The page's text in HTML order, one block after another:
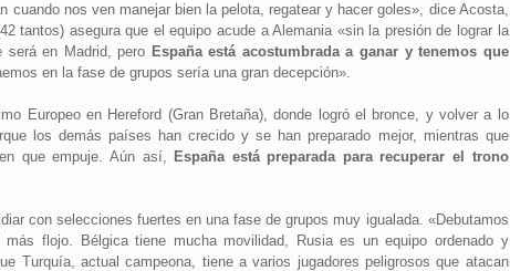
cuando nos ven manejar bien la pelota, regatear y hacer goles», dice Acosta,
tantos) asegura que el equipo acude a Alemania «sin la presión de lograr la
será en Madrid, pero España está acostumbrada a ganar y tenemos que
en la fase de grupos sería una gran decepción».
Europeo en Hereford (Gran Bretaña), donde logró el bronce, y volver a lo
los demás países han crecido y se han preparado mejor, mientras que
que empuje. Aún así, España está preparada para recuperar el trono
con selecciones fuertes en una fase de grupos muy igualada. «Debutamos
flojo. Bélgica tiene mucha movilidad, Rusia es un equipo ordenado y
Turquía, actual campeona, tiene a varios jugadores peligrosos que atacan